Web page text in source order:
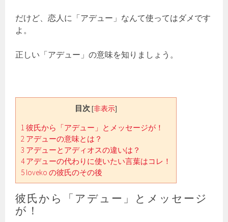
だけど、恋人に「アデュー」なんて使ってはダメです
よ。
正しい「アデュー」の意味を知りましょう。
目次 [非表示]
1 彼氏から「アデュー」とメッセージが！
2 アデューの意味とは？
3 アデューとアディオスの違いは？
4アデューの代わりに使いたい言葉はコレ！
5 loveko の彼氏のその後
彼氏から「アデュー」とメッセージ
が！